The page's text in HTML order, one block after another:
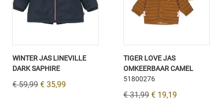
WINTER JAS LINEVILLE
DARK SAPHIRE
€ 59,99 € 35,99
TIGER LOVE JAS
OMKEERBAAR CAMEL
51800276
€ 31,99 € 19,19